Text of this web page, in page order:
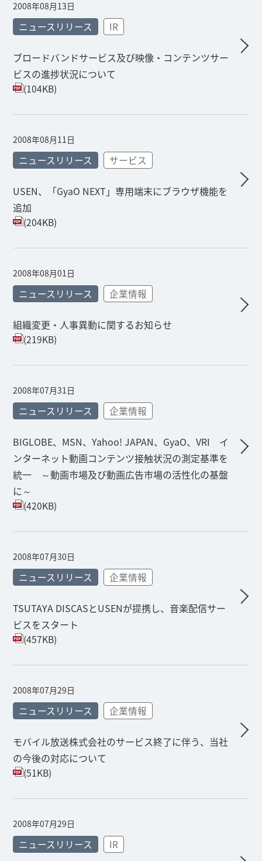
2008年08月13日
ニュースリリース IR
ブロードバンドサービス及び映像・コンテンツサー
ビスの進捗状況について
(104KB)
2008年08月11日
ニュースリリース サービス
USEN、「GyaO NEXT」専用端末にブラウザ機能を
追加
(204KB)
2008年08月01日
ニュースリリース 企業情報
組織変更・人事異動に関するお知らせ
(219KB)
2008年07月31日
ニュースリリース 企業情報
BIGLOBE、MSN、Yahoo! JAPAN、GyaO、VRI イ
ンターネット動画コンテンツ接触状況の測定基準を
統一 ～動画市場及び動画広告市場の活性化の基盤
に～
(420KB)
2008年07月30日
ニュースリリース 企業情報
TSUTAYA DISCASとUSENが提携し、音楽配信サー
ビスをスタート
(457KB)
2008年07月29日
ニュースリリース 企業情報
モバイル放送株式会社のサービス終了に伴う、当社
の今後の対応について
(51KB)
2008年07月29日
ニュースリリース IR